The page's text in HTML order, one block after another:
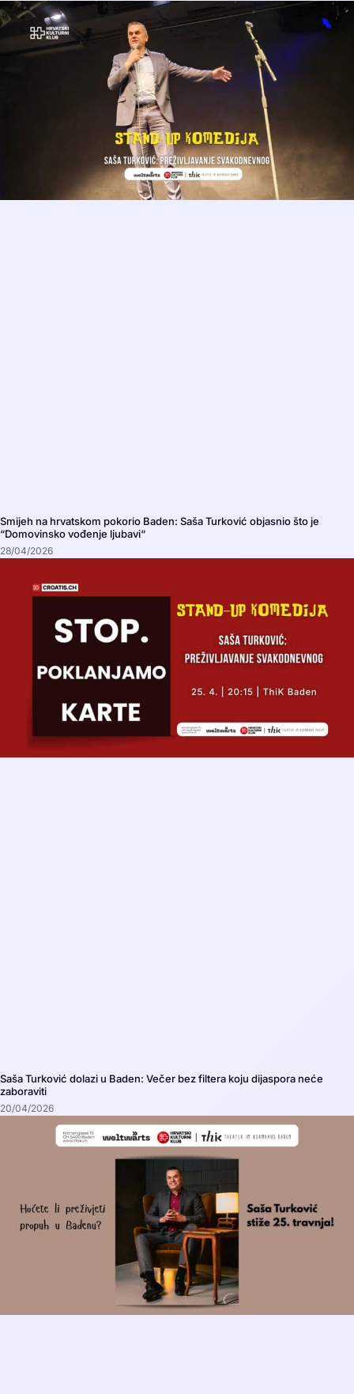
Smijeh na hrvatskom pokorio Baden: Saša Turković objasnio što je
“Domovinsko vođenje ljubavi“
28/04/2026
Saša Turković dolazi u Baden: Večer bez filtera koju dijaspora neće
zaboraviti
20/04/2026